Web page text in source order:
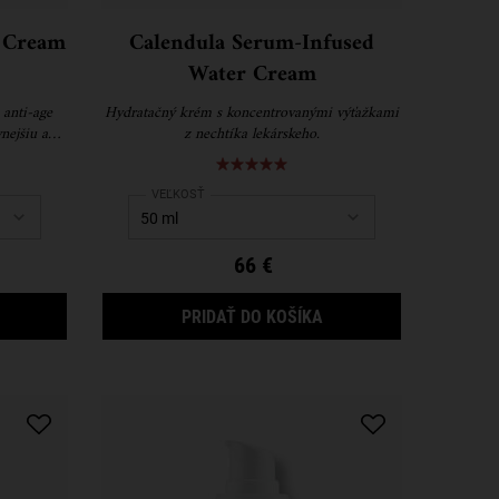
age
a
SUPER MULTI-CORRECTIVE CREAM
Calendula Serum-Infused
Water Cream
Hydratačný krém s koncentrovanými výťažkami
z nechtíka lekárskeho.
Select a
VEĽKOSŤ
66 €
PRIDAŤ DO KOŠÍKA